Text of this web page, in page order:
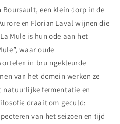
Boursault, een klein dorp in de
en Florian Laval wijnen die
Mule is hun ode aan het
waar oude
in bruingekleurde
van het domein werken ze
natuurlijke fermentatie en
draait om geduld:
van het seizoen en tijd